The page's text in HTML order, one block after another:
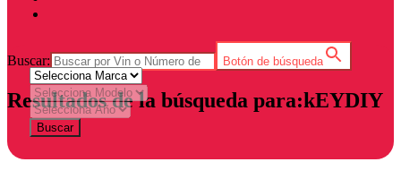
Buscar: Botón de búsqueda
Resultados de la búsqueda para:kEYDIY
Buscar